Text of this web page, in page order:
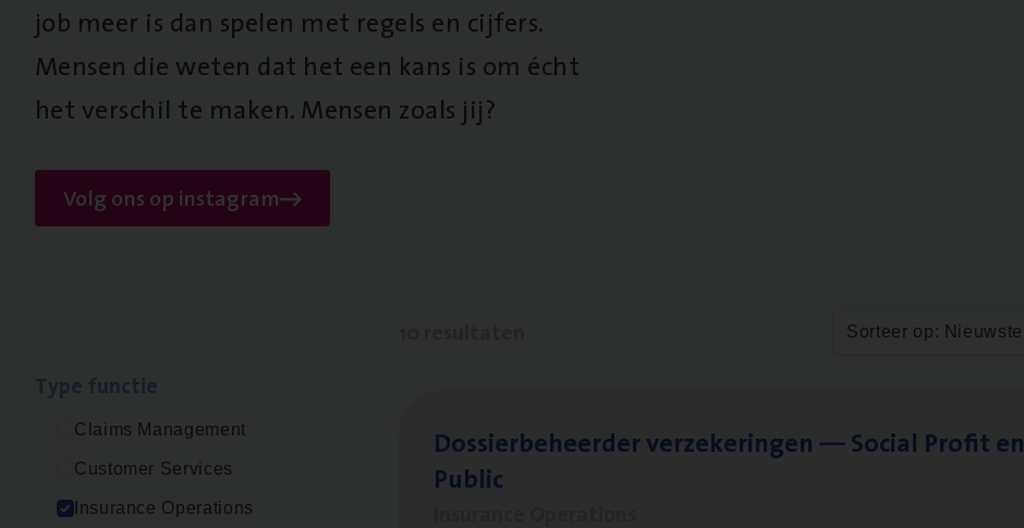
job meer is dan spelen met regels en cijfers.
Mensen die weten dat het een kans is om écht
het verschil te maken. Mensen zoals jij?
Volg ons op instagram
Claims Management
Customer Services
Insurance Operations
Sorteer op: Nieuwste
Dos­sier­be­heer­der ver­ze­ke­rin­gen — Soci­al Pro­fit en
Public